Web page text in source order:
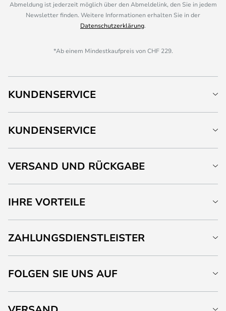
Abmeldung ist jederzeit möglich über den Abmeldelink, den Sie in jedem
Newsletter finden. Weitere Informationen erhalten Sie in der
Datenschutzerklärung.
*Ab einem Mindestkaufpreis von CHF 229.
KUNDENSERVICE
KUNDENSERVICE
VERSAND UND RÜCKGABE
IHRE VORTEILE
ZAHLUNGSDIENSTLEISTER
FOLGEN SIE UNS AUF